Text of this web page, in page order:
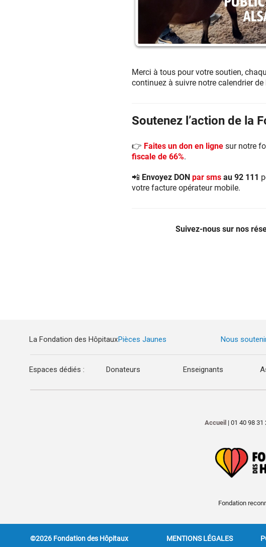
Merci à tous pour votre soutien,
continuez à suivre notre calendrier
Soutenez l’action de la
👉 Faites un don en ligne sur notre
fiscale de 66%.
📲 Envoyez DON par sms au 92 111
votre facture opérateur mobile.
Suivez-nous sur nos
La Fondation des HôpitauxPièces Jaunes Nous
Espaces dédiés : Donateurs Enseignants
Accueil | 01 40 98 31
Fondation
©2026 Fondation des Hôpitaux MENTIONS LÉGALES